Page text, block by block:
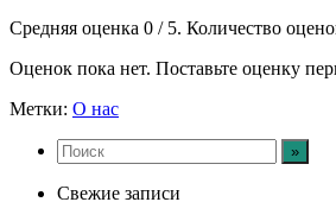
Средняя оценка 0 / 5. Количество
Оценок пока нет. Поставьте оценку
Метки: О нас
Свежие записи